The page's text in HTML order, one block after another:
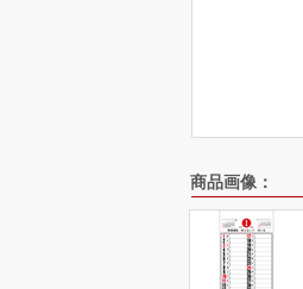
商品画像：